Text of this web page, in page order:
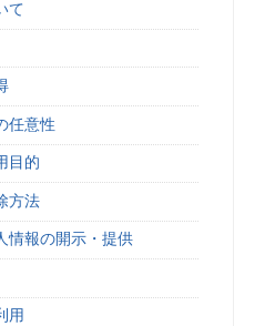
て
任意性
目的
方法
情報の開示・提供
用